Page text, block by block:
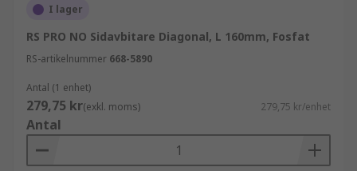
I lager
RS PRO NO Sidavbitare Diagonal, L 160mm, Fosfat
RS-artikelnummer 668-5890
Antal (1 enhet)
279,75 kr(exkl. moms) 279,75 kr/enhet
Antal